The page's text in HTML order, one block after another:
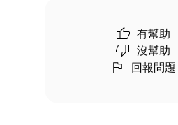
有幫助
沒幫助
回報問題